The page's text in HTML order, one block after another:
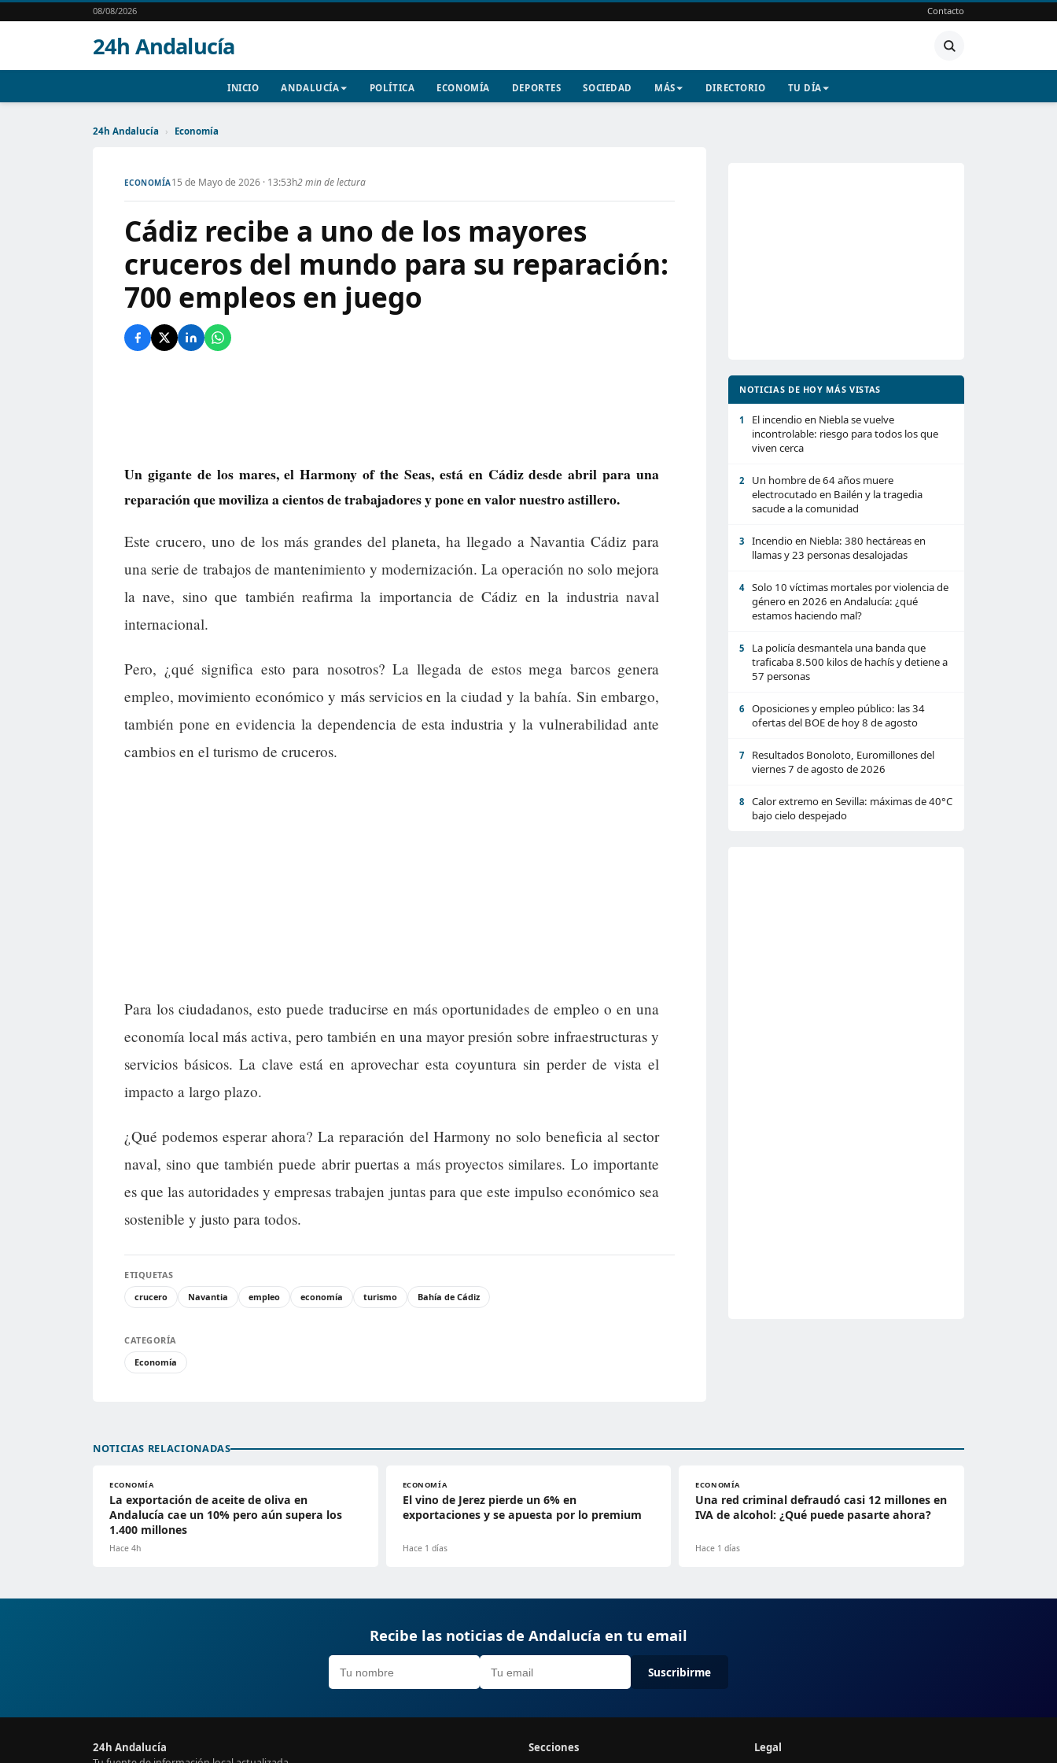
08/08/2026 Contacto
24h Andalucía
INICIO ANDALUCÍA POLÍTICA ECONOMÍA DEPORTES SOCIEDAD MÁS DIRECTORIO TU DÍA
24h Andalucía › Economía
ECONOMÍA15 de Mayo de 2026 · 13:53h2 min de lectura
Cádiz recibe a uno de los mayores
cruceros del mundo para su reparación:
700 empleos en juego
Un gigante de los mares, el Harmony of the Seas, está en Cádiz desde abril para una
reparación que moviliza a cientos de trabajadores y pone en valor nuestro astillero.
Este crucero, uno de los más grandes del planeta, ha llegado a Navantia Cádiz para
una serie de trabajos de mantenimiento y modernización. La operación no solo mejora
la nave, sino que también reafirma la importancia de Cádiz en la industria naval
internacional.
Pero, ¿qué significa esto para nosotros? La llegada de estos mega barcos genera
empleo, movimiento económico y más servicios en la ciudad y la bahía. Sin embargo,
también pone en evidencia la dependencia de esta industria y la vulnerabilidad ante
cambios en el turismo de cruceros.
Para los ciudadanos, esto puede traducirse en más oportunidades de empleo o en una
economía local más activa, pero también en una mayor presión sobre infraestructuras y
servicios básicos. La clave está en aprovechar esta coyuntura sin perder de vista el
impacto a largo plazo.
¿Qué podemos esperar ahora? La reparación del Harmony no solo beneficia al sector
naval, sino que también puede abrir puertas a más proyectos similares. Lo importante
es que las autoridades y empresas trabajen juntas para que este impulso económico sea
sostenible y justo para todos.
ETIQUETAS
crucero
Navantia empleo economía turismo Bahía de Cádiz
CATEGORÍA
Economía
NOTICIAS DE HOY MÁS VISTAS
1
El incendio en Niebla se vuelve
incontrolable: riesgo para todos los que
viven cerca
2
Un hombre de 64 años muere
electrocutado en Bailén y la tragedia
sacude a la comunidad
3
Incendio en Niebla: 380 hectáreas en
llamas y 23 personas desalojadas
4
Solo 10 víctimas mortales por violencia de
género en 2026 en Andalucía: ¿qué
estamos haciendo mal?
5
La policía desmantela una banda que
traficaba 8.500 kilos de hachís y detiene a
57 personas
6
Oposiciones y empleo público: las 34
ofertas del BOE de hoy 8 de agosto
7
Resultados Bonoloto, Euromillones del
viernes 7 de agosto de 2026
8
Calor extremo en Sevilla: máximas de 40°C
bajo cielo despejado
NOTICIAS RELACIONADAS
ECONOMÍA
La exportación de aceite de oliva en
Andalucía cae un 10% pero aún supera los
1.400 millones
Hace 4h
ECONOMÍA
El vino de Jerez pierde un 6% en
exportaciones y se apuesta por lo premium
Hace 1 días
ECONOMÍA
Una red criminal defraudó casi 12 millones en
IVA de alcohol: ¿Qué puede pasarte ahora?
Hace 1 días
Recibe las noticias de Andalucía en tu email
Suscribirme
24h Andalucía Secciones Legal